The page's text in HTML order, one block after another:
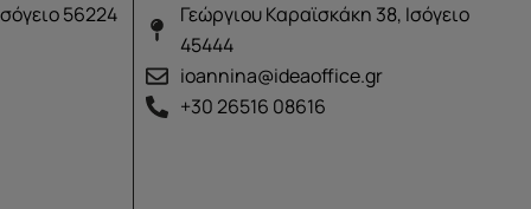
56224
Γεώργιου Καραϊσκάκη 38, Ισόγειο
45444
ioannina@ideaoffice.gr
+30 26516 08616